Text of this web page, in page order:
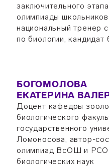
заключительного
олимпиады
национальный тренер
по биологии, кандидат
БОГОМОЛОВА
ЕКАТЕРИНА
Доцент кафедры
биологического
государственного
Ломоносова, автор-
олимпиад ВсОШ и
биологических наук